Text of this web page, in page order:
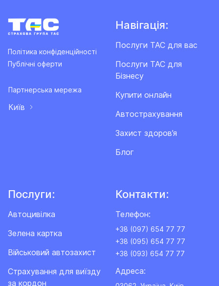
Політика конфіденційності
Публічні оферти
Партнерська мережа
Київ
Навігація:
Послуги ТАС для вас
Послуги ТАС для
Бізнесу
Купити онлайн
Автострахування
Захист здоров’я
Блог
Послуги:
Автоцивілка
Зелена картка
Військовий автозахист
Cтрахування для виїзду
за кордон
Контакти:
Телефон:
+38 (097) 654 77 77
+38 (095) 654 77 77
+38 (093) 654 77 77
Адреса: